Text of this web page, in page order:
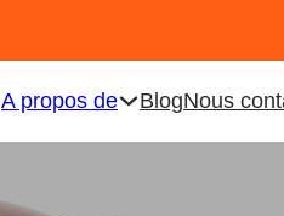
A propos de BlogNous